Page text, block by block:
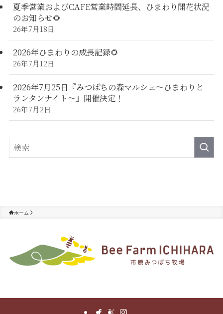
夏季営業およびCAFE営業時間延長、ひまわり開花状況
のお知らせ🌻
26年7月18日
2026年ひまわりの成長記録🌻
26年7月12日
2026年7月25日『みつばちの森マルシェ～ひまわりと
ランタンナイト～』開催決定！
26年7月2日
ホーム